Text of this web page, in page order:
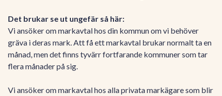
Det brukar se ut ungefär så här:
Vi ansöker om markavtal hos din kommun om vi behöver
gräva i deras mark. Att få ett markavtal brukar normalt ta en
månad, men det finns tyvärr fortfarande kommuner som tar
flera månader på sig.
Vi ansöker om markavtal hos alla privata markägare som blir